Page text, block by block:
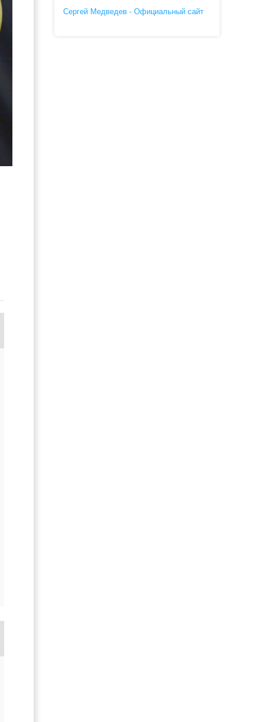
Сергей Медведев - Официальный сайт